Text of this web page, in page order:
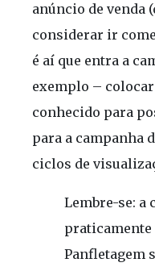
anúncio de venda
considerar ir
é aí que entra a
exemplo –
conhecido para
para a campanha
ciclos de
Lembre-se: a
Panfletagem